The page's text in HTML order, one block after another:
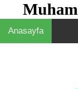
Anasayfa